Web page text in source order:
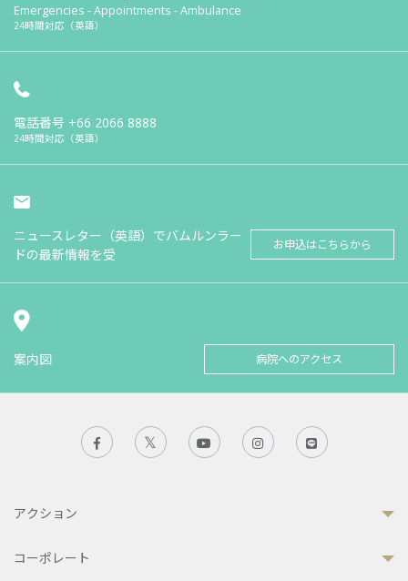
Emergencies - Appointments - Ambulance
24時間対応（英語）
電話番号 +66 2066 8888
24時間対応（英語）
ニュースレター（英語）でバムルンラー
ドの最新情報を受
お申込はこちらから
案内図 病院へのアクセス
アクション
コーポレート